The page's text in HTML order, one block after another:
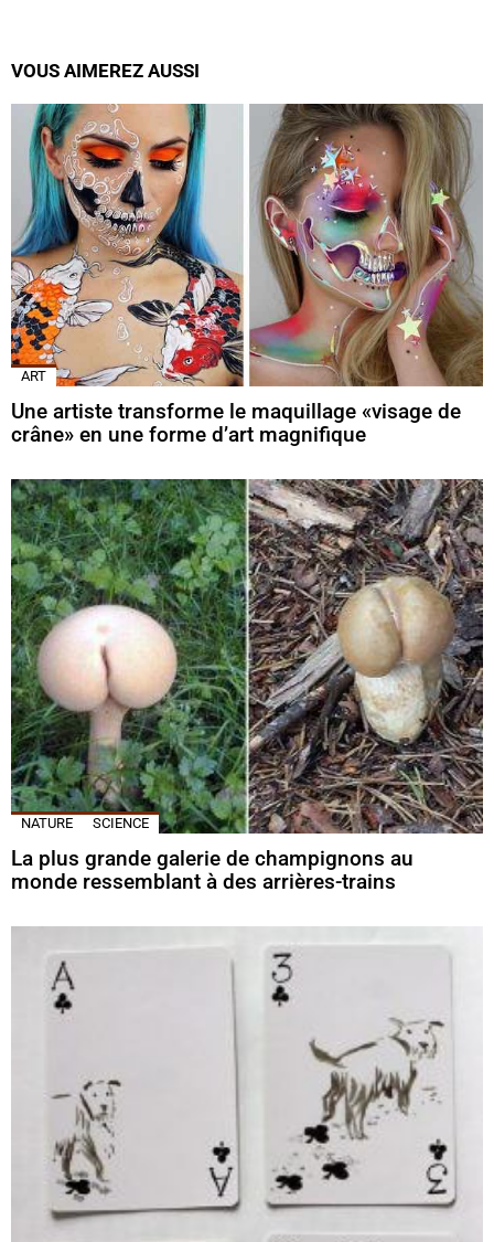
VOUS AIMEREZ AUSSI
ART
Une artiste transforme le maquillage «visage de
crâne» en une forme d’art magnifique
NATURE SCIENCE
La plus grande galerie de champignons au
monde ressemblant à des arrières-trains